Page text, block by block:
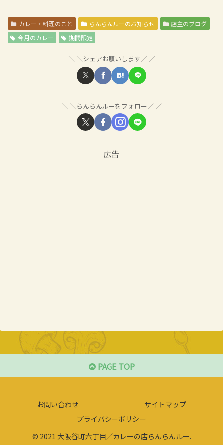
カレー・料理のこと らんらんルーのお知らせ
店主のブログ
今月のカレー
期間限定
＼シェアお願いします／
＼らんらんルーをフォロー／
広告
PAGE TOP
お問い合わせ
サイトマップ
プライバシーポリシー
© 2021 大阪谷町六丁目／カレーの店らんらんルー.